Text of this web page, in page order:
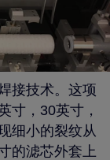
接技术。这项
寸，30英寸，
细小的裂纹从
的滤芯外套上